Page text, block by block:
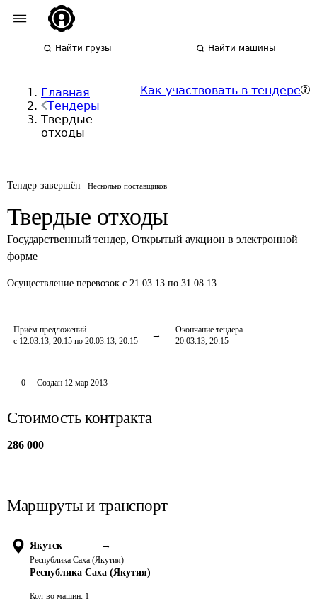
Найти грузы Найти машины
Главная
Тендеры
Твердые
отходы
Как участвовать в тендере
Тендер завершён Несколько поставщиков
Твердые отходы
Государственный тендер, Открытый аукцион в электронной
форме
Осуществление перевозок с 21.03.13 по 31.08.13
Приём предложений
с 12.03.13, 20:15 по 20.03.13, 20:15
Окончание тендера
20.03.13, 20:15
0 Создан 12 мар 2013
Стоимость контракта
286 000
Маршруты и транспорт
Якутск →
Республика Саха (Якутия)
Республика Саха (Якутия)
Кол-во машин: 1